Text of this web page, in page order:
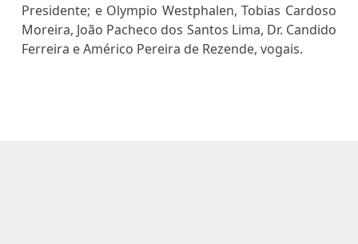
Presidente; e Olympio Westphalen, Tobias Cardoso
Moreira, João Pacheco dos Santos Lima, Dr. Candido
Ferreira e Américo Pereira de Rezende, vogais.